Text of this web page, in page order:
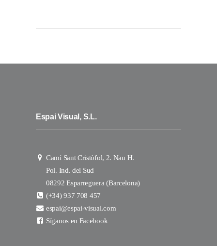
Espai Visual, S.L.
Camí Sant Cristòfol, 2. Nau H.
Pol. Ind. del Sud
08292 Esparreguera (Barcelona)
(+34) 937 708 457
espai@espai-visual.com
Síganos en Facebook